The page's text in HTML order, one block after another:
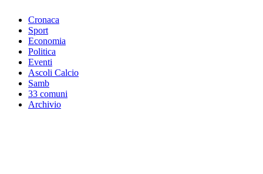
Cronaca
Sport
Economia
Politica
Eventi
Ascoli Calcio
Samb
33 comuni
Archivio